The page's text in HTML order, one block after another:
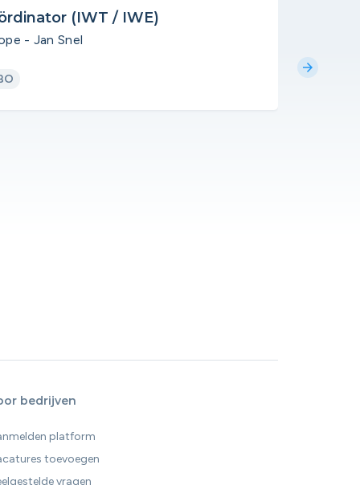
(IWT / IWE)
- Jan Snel
arrow_forward
bedrijven
platform
toevoegen
vragen